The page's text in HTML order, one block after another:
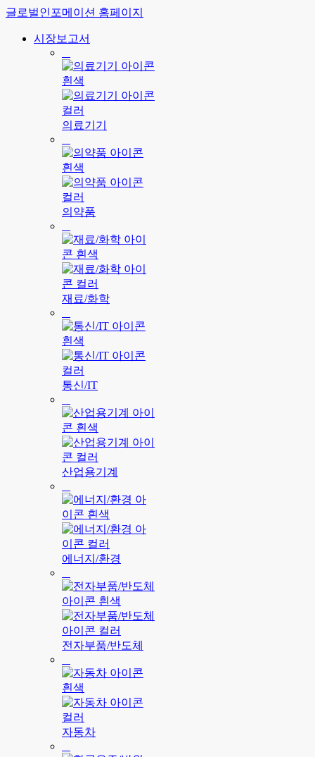
글로벌인포메이션 홈페이지
시장보고서
의료기기
의약품
재료/화학
통신/IT
산업용기계
에너지/환경
전자부품/반도체
자동차